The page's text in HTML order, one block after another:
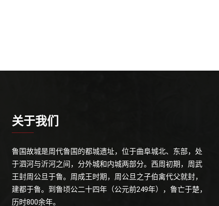
关于我们
鲁国故城是周代鲁国的都城遗址，位于曲阜城北、东部，处
于泗河与沂河之间，分外城和内城两部分。西周初期，周武
王封周公旦于鲁。周成王时期，周公旦之子伯禽代父就封，
建都于鲁。到鲁顷公二十四年（公元前249年），鲁亡于楚，
历时800余年。